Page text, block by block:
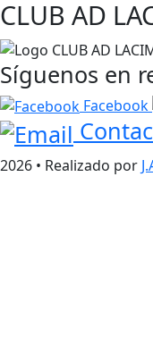
CLUB AD
Síguenos en
Facebook
2026 • Realizado por